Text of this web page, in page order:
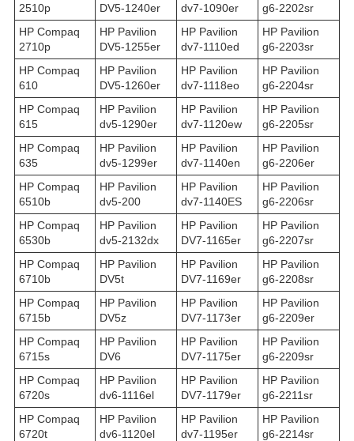
2510p
DV5-1240er
dv7-1090er
g6-2202sr
HP Compaq
2710p
HP Pavilion
DV5-1255er
HP Pavilion
dv7-1110ed
HP Pavilion
g6-2203sr
HP Compaq
610
HP Pavilion
DV5-1260er
HP Pavilion
dv7-1118eo
HP Pavilion
g6-2204sr
HP Compaq
615
HP Pavilion
dv5-1290er
HP Pavilion
dv7-1120ew
HP Pavilion
g6-2205sr
HP Compaq
635
HP Pavilion
dv5-1299er
HP Pavilion
dv7-1140en
HP Pavilion
g6-2206er
HP Compaq
6510b
HP Pavilion
dv5-200
HP Pavilion
dv7-1140ES
HP Pavilion
g6-2206sr
HP Compaq
6530b
HP Pavilion
dv5-2132dx
HP Pavilion
DV7-1165er
HP Pavilion
g6-2207sr
HP Compaq
6710b
HP Pavilion
DV5t
HP Pavilion
DV7-1169er
HP Pavilion
g6-2208sr
HP Compaq
6715b
HP Pavilion
DV5z
HP Pavilion
DV7-1173er
HP Pavilion
g6-2209er
HP Compaq
6715s
HP Pavilion
DV6
HP Pavilion
DV7-1175er
HP Pavilion
g6-2209sr
HP Compaq
6720s
HP Pavilion
dv6-1116el
HP Pavilion
DV7-1179er
HP Pavilion
g6-2211sr
HP Compaq
6720t
HP Pavilion
dv6-1120el
HP Pavilion
dv7-1195er
HP Pavilion
g6-2214sr